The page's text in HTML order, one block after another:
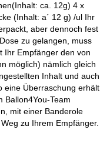
ca. 12g) 4 x
(Inhalt: a´ 12 g) /ul Ihr
aber dennoch fest
zu gelangen, muss
Ihr Empfänger den von
möglich) nämlich gleich
Inhalt und auch
eine Überraschung erhält
Ballon4You-Team
mit einer Banderole
zu Ihrem Empfänger.